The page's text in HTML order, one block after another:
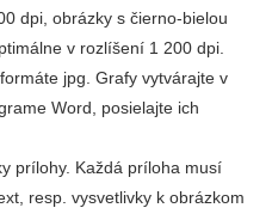
dpi, obrázky s čierno-bielou
v rozlíšení 1 200 dpi.
jpg. Grafy vytvárajte v
Word, posielajte ich
prílohy. Každá príloha musí
resp. vysvetlivky k obrázkom